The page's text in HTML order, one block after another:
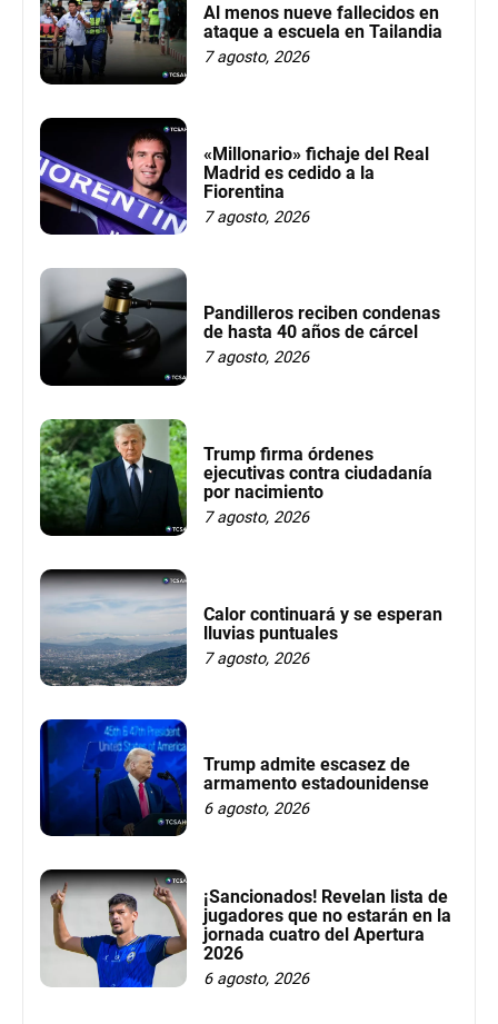
Al menos nueve fallecidos en
ataque a escuela en Tailandia
7 agosto, 2026
«Millonario» fichaje del Real
Madrid es cedido a la
Fiorentina
7 agosto, 2026
Pandilleros reciben condenas
de hasta 40 años de cárcel
7 agosto, 2026
Trump firma órdenes
ejecutivas contra ciudadanía
por nacimiento
7 agosto, 2026
Calor continuará y se esperan
lluvias puntuales
7 agosto, 2026
Trump admite escasez de
armamento estadounidense
6 agosto, 2026
¡Sancionados! Revelan lista de
jugadores que no estarán en la
jornada cuatro del Apertura
2026
6 agosto, 2026